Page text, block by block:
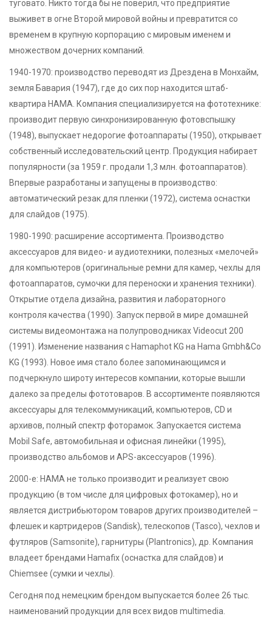
туговато. Никто тогда бы не поверил, что предприятие
выживет в огне Второй мировой войны и превратится со
временем в крупную корпорацию с мировым именем и
множеством дочерних компаний.
1940-1970: производство переводят из Дрездена в Монхайм,
земля Бавария (1947), где до сих пор находится штаб-
квартира HAMA. Компания специализируется на фототехнике:
производит первую синхронизированную фотовспышку
(1948), выпускает недорогие фотоаппараты (1950), открывает
собственный исследовательский центр. Продукция набирает
популярности (за 1959 г. продали 1,3 млн. фотоаппаратов).
Впервые разработаны и запущены в производство:
автоматический резак для пленки (1972), система оснастки
для слайдов (1975).
1980-1990: расширение ассортимента. Производство
аксессуаров для видео- и аудиотехники, полезных «мелочей»
для компьютеров (оригинальные ремни для камер, чехлы для
фотоаппаратов, сумочки для переноски и хранения техники).
Открытие отдела дизайна, развития и лабораторного
контроля качества (1990). Запуск первой в мире домашней
системы видеомонтажа на полупроводниках Videocut 200
(1991). Изменение названия с Hamaphot KG на Hama Gmbh&Co
KG (1993). Новое имя стало более запоминающимся и
подчеркнуло широту интересов компании, которые вышли
далеко за пределы фототоваров. В ассортименте появляются
аксессуары для телекоммуникаций, компьютеров, CD и
архивов, полный спектр фоторамок. Запускается система
Mobil Safe, автомобильная и офисная линейки (1995),
производство альбомов и APS-аксессуаров (1996).
2000-е: HAMA не только производит и реализует свою
продукцию (в том числе для цифровых фотокамер), но и
является дистрибьютором товаров других производителей –
флешек и картридеров (Sandisk), телескопов (Tasco), чехлов и
футляров (Samsonite), гарнитуры (Plantronics), др. Компания
владеет брендами Hamafix (оснастка для слайдов) и
Chiemsee (сумки и чехлы).
Сегодня под немецким брендом выпускается более 26 тыс.
наименований продукции для всех видов multimedia.